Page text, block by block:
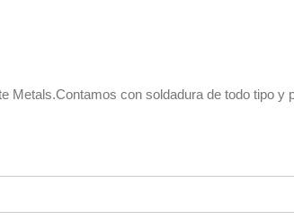
Metals.Contamos con soldadura de todo tipo y